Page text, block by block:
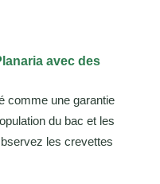
avec des
comme une garantie
du bac et les
les crevettes